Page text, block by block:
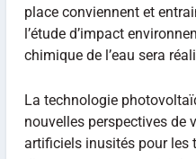
place conviennent et
l’étude d’impact
chimique de l’eau sera
La technologie
nouvelles perspectives de
artificiels inusités pour les